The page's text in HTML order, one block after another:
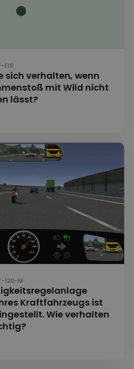
119
sich verhalten, wenn
mit Wild nicht
lässt?
120-M
Kraftfahrzeugs ist
Wie verhalten